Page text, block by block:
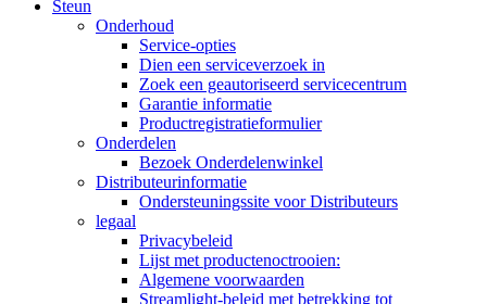
Steun
Onderhoud
Service-opties
Dien een serviceverzoek in
Zoek een geautoriseerd servicecentrum
Garantie informatie
Productregistratieformulier
Onderdelen
Bezoek Onderdelenwinkel
Distributeurinformatie
Ondersteuningssite voor Distributeurs
legaal
Privacybeleid
Lijst met productenoctrooien:
Algemene voorwaarden
Streamlight-beleid met betrekking tot